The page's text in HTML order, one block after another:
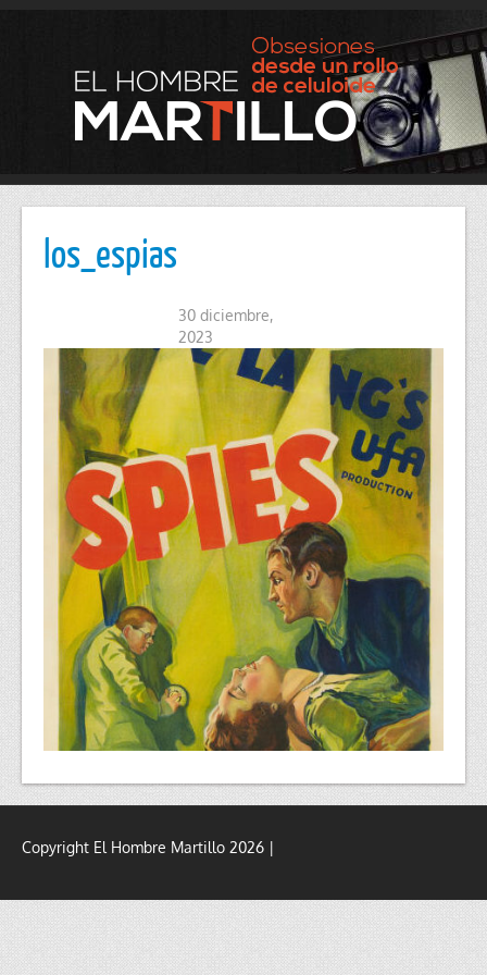
los_espias
30 diciembre,
2023
Copyright El Hombre Martillo 2026 |